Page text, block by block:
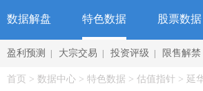
数据解盘 特色数据 股票数据
盈利预测 大宗交易 投资评级 限售解禁
首页 > 数据中心 > 特色数据 > 估值指针 > 延